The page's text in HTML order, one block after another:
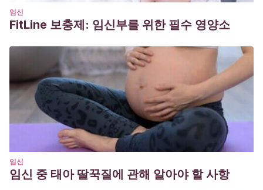
Pascual, I. R.(2006). Infancia y nuevas tecnologías: un
los niños.
Política y sociedad,43(1), 139-157.
https://core.ac.uk/download/pdf/60659914.pdf
Ruiz, R. D., & Castañeda, M. A.
(2016). Relación entre uso
de las nuevas tecnologías y sobrepeso infantil, como
problema de salud pública.RqR Enfermería Comunitaria
(1), 46-51.
Río-Pérez, J., Sádaba-Chalezquer, C., & Bringué, X.
임신
FitLine 보충제: 임신부를 위한 필수 영양소
임신
임신 중 태아 딸꾹질에 관해 알아야 할 사항